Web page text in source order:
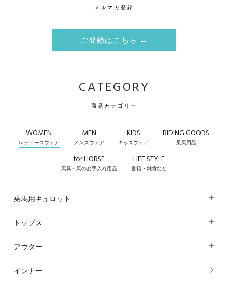
メルマガ登録
ご登録はこちら →
CATEGORY
商品カテゴリー
WOMEN
レディースウェア
MEN
メンズウェア
KIDS
キッズウェア
RIDING GOODS
乗馬用品
for HORSE
馬具・馬のお手入れ用品
LIFE STYLE
書籍・雑貨など
乗馬用キュロット
すべてのキュロット
フルグリップ・尻革 キュロット
ニーグリップ・膝革 キュロット
トップス
すべてのトップス
ポロシャツ
アウター
すべてのアウター
インナー